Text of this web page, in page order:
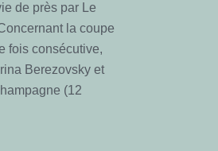
de près par Le
la coupe
fois consécutive,
Berezovsky et
(12